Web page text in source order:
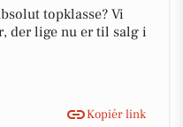
topklasse? Vi
der lige nu er til salg i
Kopiér link